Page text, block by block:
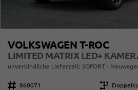
VOLKSWAGEN T-ROC
unverbindliche Lieferzeit: SOFORT Neuwagen
Fahrzeugnr. 860071 Getriebe